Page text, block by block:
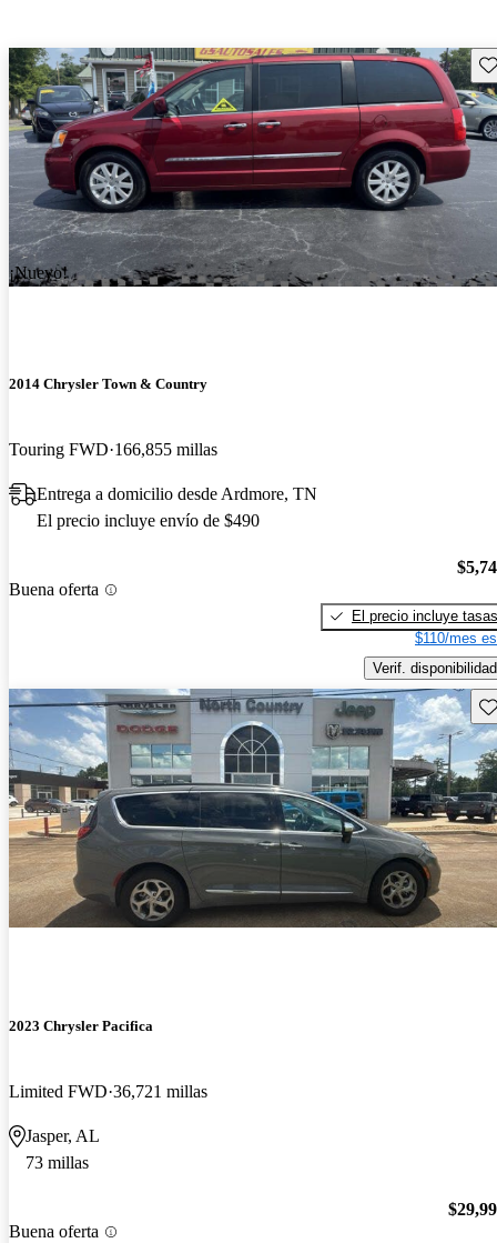
¡Nuevo!
2014 Chrysler Town & Country
Touring FWD 166,855 millas
Entrega a domicilio desde Ardmore, TN
El precio incluye envío de $490
Buena oferta
El precio incluye tasas
$110/mes
Verif. disponibilidad
2023 Chrysler Pacifica
Limited FWD 36,721 millas
Jasper, AL
73 millas
Buena oferta